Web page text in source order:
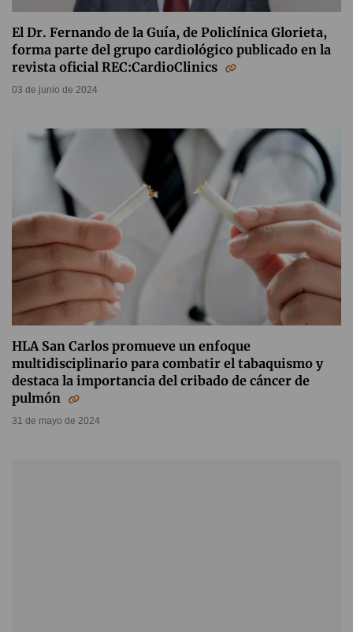
El Dr. Fernando de la Guía, de Policlínica Glorieta,
forma parte del grupo cardiológico publicado en la
revista oficial REC:CardioClinics
03 de junio de 2024
HLA San Carlos promueve un enfoque
multidisciplinario para combatir el tabaquismo y
destaca la importancia del cribado de cáncer de
pulmón
31 de mayo de 2024